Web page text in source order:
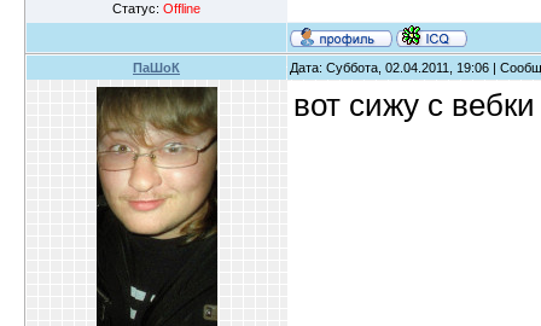
Статус: Offline
ПаШоК Дата: Суббота, 02.04.2011, 19:06 |
вот сижу с